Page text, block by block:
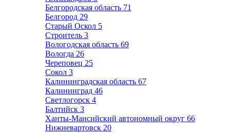
Белгородская область 71
Белгород 29
Старый Оскол 5
Строитель 3
Вологодская область 69
Вологда 26
Череповец 25
Сокол 3
Калининградская область 67
Калининград 46
Светлогорск 4
Балтийск 3
Ханты-Мансийский автономный округ 66
Нижневартовск 20